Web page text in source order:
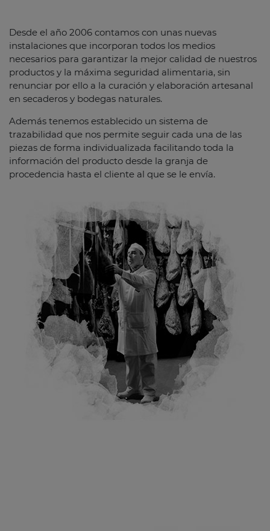
Desde el año 2006 contamos con unas nuevas
instalaciones que incorporan todos los medios
necesarios para garantizar la mejor calidad de nuestros
productos y la máxima seguridad alimentaria, sin
renunciar por ello a la curación y elaboración artesanal
en secaderos y bodegas naturales.
Además tenemos establecido un sistema de
trazabilidad que nos permite seguir cada una de las
piezas de forma individualizada facilitando toda la
información del producto desde la granja de
procedencia hasta el cliente al que se le envía.